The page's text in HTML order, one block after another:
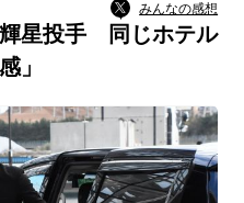
みんなの感想
星投手 同じホテル
」